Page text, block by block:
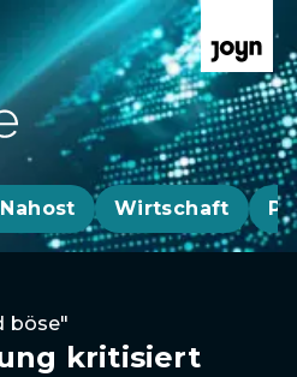
Wirtschaft
böse"
kritisiert